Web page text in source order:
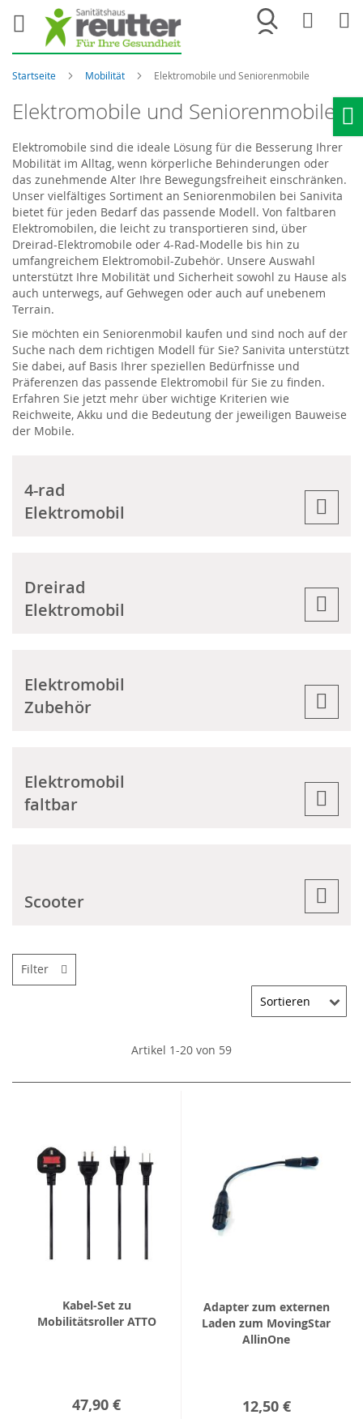
Merkliste
Startseite Mobilität Elektromobile und Seniorenmobile
Elektromobile und Seniorenmobile
Elektromobile sind die ideale Lösung für die Besserung Ihrer
Mobilität im Alltag, wenn körperliche Behinderungen oder
das zunehmende Alter Ihre Bewegungsfreiheit einschränken.
Unser vielfältiges Sortiment an Seniorenmobilen bei Sanivita
bietet für jeden Bedarf das passende Modell. Von faltbaren
Elektromobilen, die leicht zu transportieren sind, über
Dreirad-Elektromobile oder 4-Rad-Modelle bis hin zu
umfangreichem Elektromobil-Zubehör. Unsere Auswahl
unterstützt Ihre Mobilität und Sicherheit sowohl zu Hause als
auch unterwegs, auf Gehwegen oder auch auf unebenem
Terrain.
Sie möchten ein Seniorenmobil kaufen und sind noch auf der
Suche nach dem richtigen Modell für Sie? Sanivita unterstützt
Sie dabei, auf Basis Ihrer speziellen Bedürfnisse und
Präferenzen das passende Elektromobil für Sie zu finden.
Erfahren Sie jetzt mehr über wichtige Kriterien wie
Reichweite, Akku und die Bedeutung der jeweiligen Bauweise
der Mobile.
4-rad
Elektromobil
Dreirad
Elektromobil
Elektromobil
Zubehör
Elektromobil
faltbar
Scooter
Artikel 1-20 von 59
Kabel-Set zu
Mobilitätsroller ATTO
47,90 €
Adapter zum externen
Laden zum MovingStar
AllinOne
12,50 €
Filter